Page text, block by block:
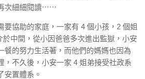
次細細閱讀⋯⋯
要協助的家庭，一家有 4 個小孩，2 個姐
中間，從小因爸爸多次進出監獄，小安
餐的努力生活著，而他們的媽媽也因為
，不久後，小安一家 4 姐弟接受社政系
安置體系。